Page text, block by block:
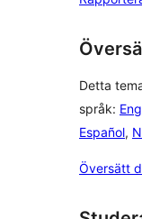
Detta
språk:
Español,
Översätt